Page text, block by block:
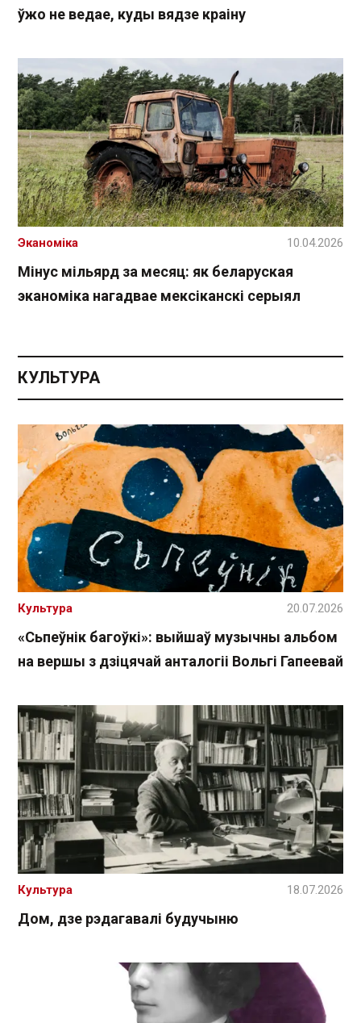
ўжо не ведае, куды вядзе краіну
Мінус мільярд за месяц: як беларуская
эканоміка нагадвае мексіканскі серыял
Эканоміка 10.04.2026
КУЛЬТУРА
«Сьпеўнік багоўкі»: выйшаў музычны альбом
на вершы з дзіцячай анталогіі Вольгі Гапеевай
Культура 20.07.2026
Дом, дзе рэдагавалі будучыню
Культура 18.07.2026